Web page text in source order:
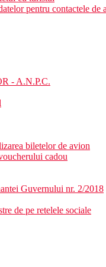
afla la 5 km de Blanco
Ubud
pentru contactele de
- A.N.P.C.
biletelor de avion
cadou
Guvernului nr. 2/2018
de pe retelele sociale